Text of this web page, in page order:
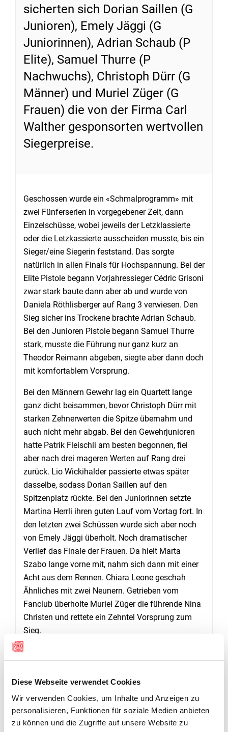
Diese Webseite verwendet Cookies
Wir verwenden Cookies, um Inhalte und Anzeigen zu
personalisieren, Funktionen für soziale Medien anbieten
zu können und die Zugriffe auf unsere Website zu
sicherten sich Dorian Saillen (G
Junioren), Emely Jäggi (G
Juniorinnen), Adrian Schaub (P
Elite), Samuel Thurre (P
Nachwuchs), Christoph Dürr (G
Männer) und Muriel Züger (G
Frauen) die von der Firma Carl
Walther gesponsorten wertvollen
Siegerpreise.
Geschossen wurde ein «Schmalprogramm» mit
zwei Fünferserien in vorgegebener Zeit, dann
Einzelschüsse, wobei jeweils der Letzklassierte
oder die Letzkassierte ausscheiden musste, bis ein
Sieger/eine Siegerin feststand. Das sorgte
natürlich in allen Finals für Hochspannung. Bei der
Elite Pistole begann Vorjahressieger Cédric Grisoni
zwar stark baute dann aber ab und wurde von
Daniela Röthlisberger auf Rang 3 verwiesen. Den
Sieg sicher ins Trockene brachte Adrian Schaub.
Bei den Junioren Pistole begann Samuel Thurre
stark, musste die Führung nur ganz kurz an
Theodor Reimann abgeben, siegte aber dann doch
mit komfortablem Vorsprung.
Bei den Männern Gewehr lag ein Quartett lange
ganz dicht beisammen, bevor Christoph Dürr mit
starken Zehnerwerten die Spitze übernahm und
auch nicht mehr abgab. Bei den Gewehrjunioren
hatte Patrik Fleischli am besten begonnen, fiel
aber nach drei mageren Werten auf Rang drei
zurück. Lio Wickihalder passierte etwas später
dasselbe, sodass Dorian Saillen auf den
Spitzenplatz rückte. Bei den Juniorinnen setzte
Martina Herrli ihren guten Lauf vom Vortag fort. In
den letzten zwei Schüssen wurde sich aber noch
von Emely Jäggi überholt. Noch dramatischer
Verlief das Finale der Frauen. Da hielt Marta
Szabo lange vorne mit, nahm sich dann mit einer
Acht aus dem Rennen. Chiara Leone geschah
Ähnliches mit zwei Neunern. Getrieben vom
Fanclub überholte Muriel Züger die führende Nina
Christen und rettete ein Zehntel Vorsprung zum
Sieg.
Final Shooting Masters